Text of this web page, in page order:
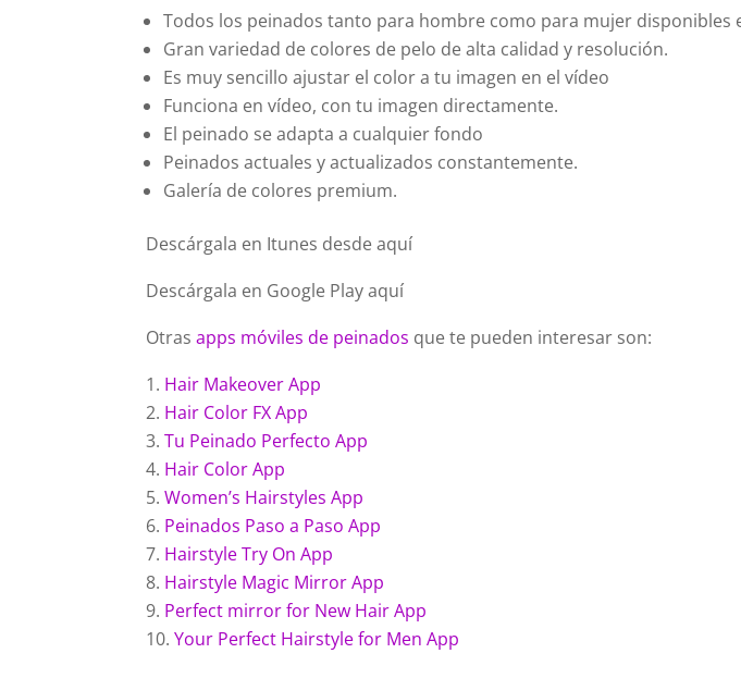
Todos los peinados tanto para hombre como para mujer disponibles
Gran variedad de colores de pelo de alta calidad y resolución.
Es muy sencillo ajustar el color a tu imagen en el vídeo
Funciona en vídeo, con tu imagen directamente.
El peinado se adapta a cualquier fondo
Peinados actuales y actualizados constantemente.
Galería de colores premium.
Descárgala en Itunes desde aquí
Descárgala en Google Play aquí
Otrasapps móviles de peinados que te pueden interesar son:
Hair Makeover App
Hair Color FX App
Tu Peinado Perfecto App
Hair Color App
Women’s Hairstyles App
Peinados Paso a Paso App
Hairstyle Try On App
Hairstyle Magic Mirror App
Perfect mirror for New Hair App
Your Perfect Hairstyle for Men App